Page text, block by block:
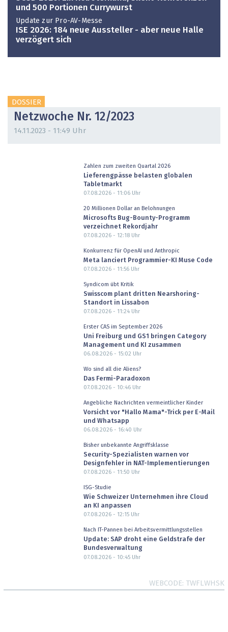
und 500 Portionen Currywurst
Update zur Pro-AV-Messe
ISE 2026: 184 neue Aussteller - aber neue Halle
verzögert sich
DOSSIER
Netzwoche Nr. 12/2023
14.11.2023 - 11:49 Uhr
Zahlen zum zweiten Quartal 2026
Lieferengpässe belasten globalen
Tabletmarkt
07.08.2026 - 11:06Uhr
20 Millionen Dollar an Belohnungen
Microsofts Bug-Bounty-Programm
verzeichnet Rekordjahr
07.08.2026 - 12:18Uhr
Konkurrenz für OpenAI und Anthropic
Meta lanciert Programmier-KI Muse Code
07.08.2026 - 11:56Uhr
Syndicom übt Kritik
Swisscom plant dritten Nearshoring-
Standort in Lissabon
07.08.2026 - 11:24Uhr
Erster CAS im September 2026
Uni Freiburg und GS1 bringen Category
Management und KI zusammen
06.08.2026 - 15:02 Uhr
Wo sind all die Aliens?
Das Fermi-Paradoxon
07.08.2026 - 10:46Uhr
Angebliche Nachrichten vermeintlicher Kinder
Vorsicht vor "Hallo Mama"-Trick per E-Mail
und Whatsapp
06.08.2026 - 16:40 Uhr
Bisher unbekannte Angriffsklasse
Security-Spezialisten warnen vor
Designfehler in NAT-Implementierungen
07.08.2026 - 11:50 Uhr
ISG-Studie
Wie Schweizer Unternehmen ihre Cloud
an KI anpassen
07.08.2026 - 12:15Uhr
Nach IT-Pannen bei Arbeitsvermittlungsstellen
Update: SAP droht eine Geldstrafe der
Bundesverwaltung
07.08.2026 - 10:45Uhr
WEBCODE TWFLWHSK